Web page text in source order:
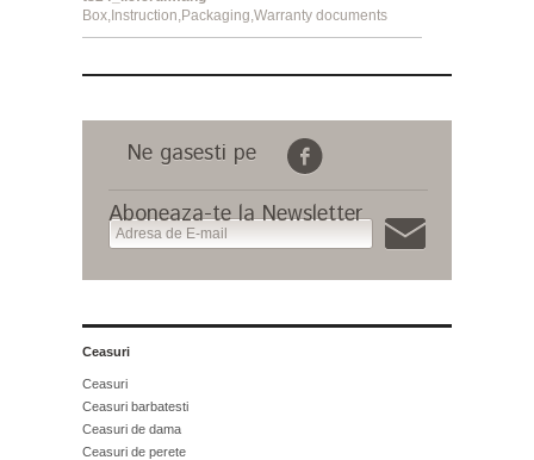
Box,Instruction,Packaging,Warranty documents
Ne gasesti pe
Aboneaza-te la Newsletter
Ceasuri
Ceasuri
Ceasuri barbatesti
Ceasuri de dama
Ceasuri de perete